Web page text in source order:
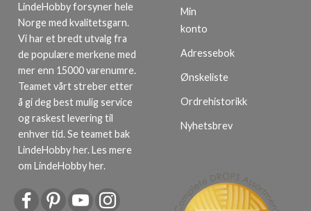
LindeHobby forsyner hele
Norge med kvalitetsgarn.
Vi har et bredt utvalg fra
de populære merkene med
mer enn 15000 varenumre.
Teamet vårt streber etter
å gi deg best mulig service
og raskest levering til
enhver tid. Se teamet bak
LindeHobby her.Les mere
om LindeHobby her.
Min
konto
Adressebok
Ønskeliste
Ordrehistorikk
Nyhetsbrev